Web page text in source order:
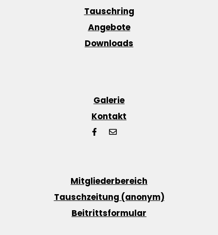
Tauschring
Angebote
Downloads
Galerie
Kontakt
Mitgliederbereich
Tauschzeitung (anonym)
Beitrittsformular